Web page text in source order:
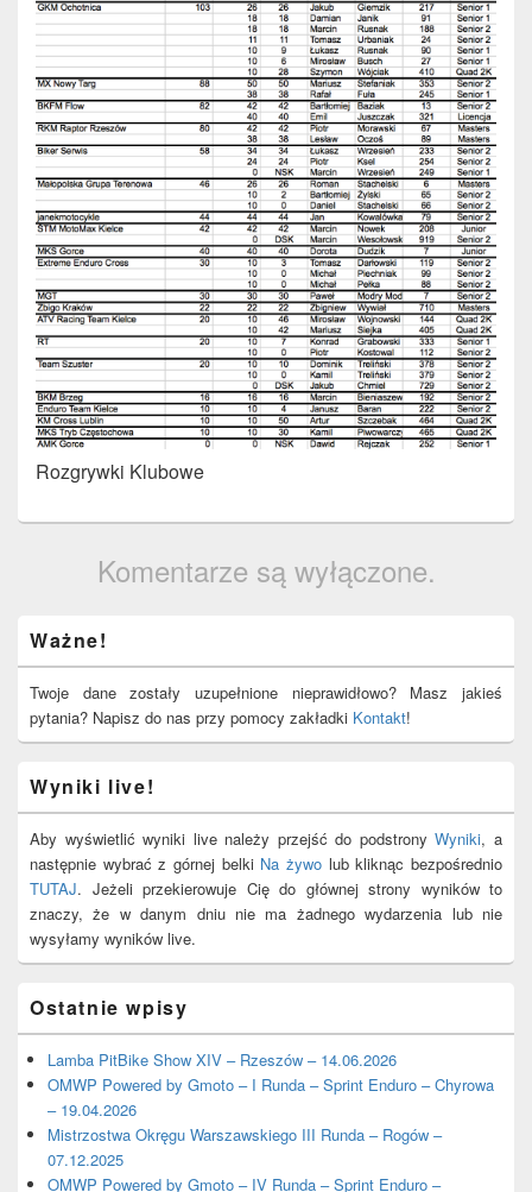
Rozgrywki Klubowe
Komentarze są wyłączone.
Sidebar
Widget
Area
Ważne!
Twoje dane zostały uzupełnione nieprawidłowo? Masz jakieś
pytania? Napisz do nas przy pomocy zakładki Kontakt!
Wyniki live!
Aby wyświetlić wyniki live należy przejść do podstronyWyniki, a
następnie wybrać z górnej belki Na żywo lub kliknąc bezpośrednio
TUTAJ. Jeżeli przekierowuje Cię do głównej strony wyników to
znaczy, że w danym dniu nie ma żadnego wydarzenia lub nie
wysyłamy wyników live.
Ostatnie wpisy
Lamba PitBike Show XIV – Rzeszów – 14.06.2026
OMWP Powered by Gmoto – I Runda – Sprint Enduro – Chyrowa
– 19.04.2026
Mistrzostwa Okręgu Warszawskiego III Runda – Rogów –
07.12.2025
OMWP Powered by Gmoto – IV Runda – Sprint Enduro –